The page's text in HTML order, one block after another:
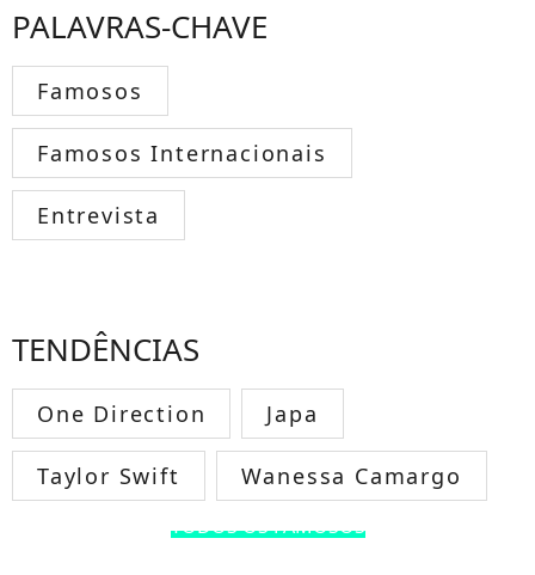
PALAVRAS-CHAVE
Famosos
Famosos Internacionais
Entrevista
TENDÊNCIAS
One Direction Japa
Taylor Swift Wanessa Camargo
TODOS OS FAMOSOS